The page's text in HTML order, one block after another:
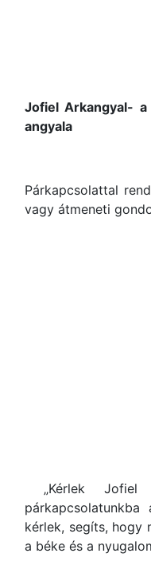
Jofiel Arkangyal- a
angyala
Párkapcsolattal
vagy átmeneti
„Kérlek Jofiel
kérlek, segíts, hogy
a béke és a